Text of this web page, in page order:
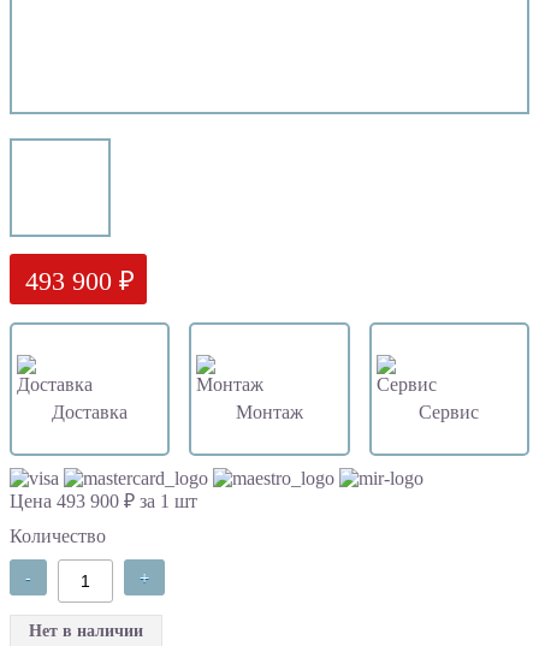
493 900 ₽
Доставка Монтаж Сервис
Цена 493 900 ₽ за 1 шт
Количество
- +
Нет в наличии